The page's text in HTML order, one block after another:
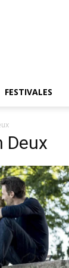
FESTIVALES
Deux